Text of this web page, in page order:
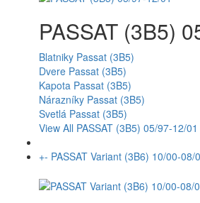
PASSAT (3B5)
Blatniky Passat (3B5)
Dvere Passat (3B5)
Kapota Passat (3B5)
Nárazníky Passat (3B5)
Svetlá Passat (3B5)
View All PASSAT (3B5) 05/97-12/01
+- PASSAT Variant (3B6) 10/00-08/